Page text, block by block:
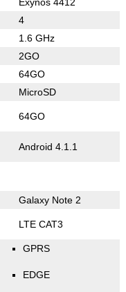
4
1.6 GHz
2GO
64GO
MicroSD
64GO
Android 4.1.1
Galaxy Note 2
LTE CAT3
GPRS
EDGE